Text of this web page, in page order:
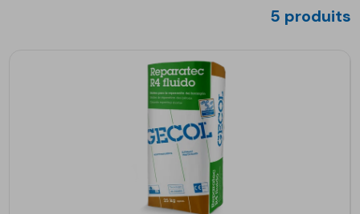
5 produits